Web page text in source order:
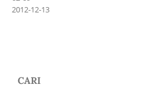
2012-12-13
CARI